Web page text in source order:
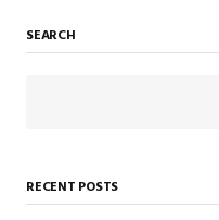
SEARCH
RECENT POSTS